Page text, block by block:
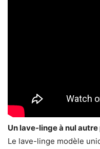
Un lave-linge à nul autre
Le lave-linge modèle